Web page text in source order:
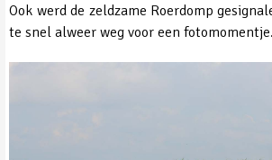
Ook werd de zeldzame Roerdomp
te snel alweer weg voor een fotomomentje.